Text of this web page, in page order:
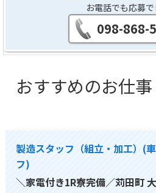
お電話でも応募で
098-868-
おすすめのお仕事
製造スタッフ（組立・加工）(
フ)
＼家電付き1R寮完備／苅田町